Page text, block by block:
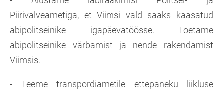
Piirivalveametiga, et Viimsi vald saaks kaasatud
abipolitseinike igapäevatöösse. Toetame
abipolitseinike värbamist ja nende rakendamist
Viimsis.
- Teeme transpordiametile ettepaneku liikluse